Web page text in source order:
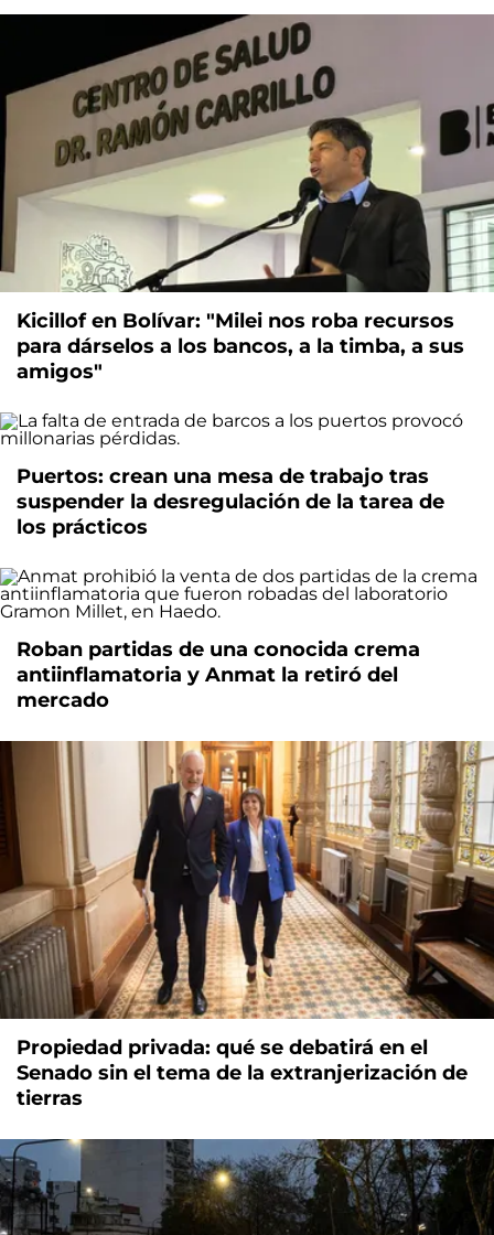
Kicillof en Bolívar: "Milei nos roba recursos
para dárselos a los bancos, a la timba, a sus
amigos"
Puertos: crean una mesa de trabajo tras
suspender la desregulación de la tarea de
los prácticos
Roban partidas de una conocida crema
antiinflamatoria y Anmat la retiró del
mercado
Propiedad privada: qué se debatirá en el
Senado sin el tema de la extranjerización de
tierras